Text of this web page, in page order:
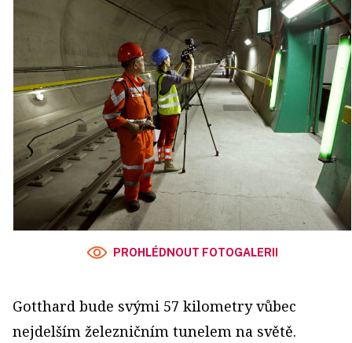
PROHLÉDNOUT FOTOGALERII
Gotthard bude svými 57 kilometry vůbec
nejdelším železničním tunelem na světě.